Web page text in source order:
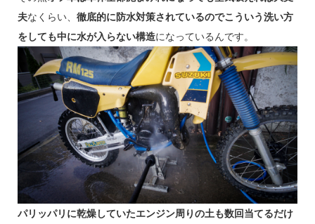
夫なくらい、 徹底的に防水対策されているのでこういう洗い方
をしても中に水が入らない構造になっているんです。
パリッパリに乾燥していたエンジン周りの土も数回当てるだけ